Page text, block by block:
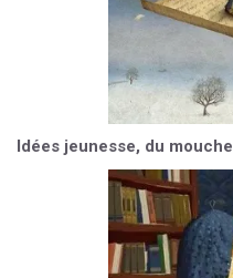
Idées jeunesse, du